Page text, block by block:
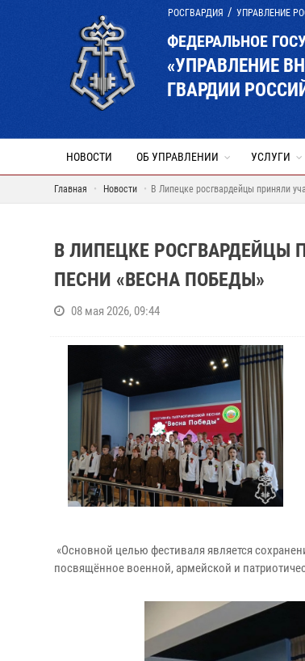
РОСГВАРДИЯ УПРАВЛЕНИЕ
ФЕДЕРАЛЬНОЕ
«УПРАВЛЕНИЕ
ГВАРДИИ
НОВОСТИ ОБ УПРАВЛЕНИИ УСЛУГИ
Главная Новости В Липецке росгвардейцы приняли
В ЛИПЕЦКЕ РОСГВАРДЕЙЦЫ
ПЕСНИ «ВЕСНА ПОБЕДЫ»
08 мая 2026, 09:44
«Основной целью фестиваля является
посвящённое военной, армейской и